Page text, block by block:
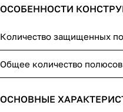
ОСОБЕННОСТИ
Количество защищенных
Общее количество полюсов
ОСНОВНЫЕ